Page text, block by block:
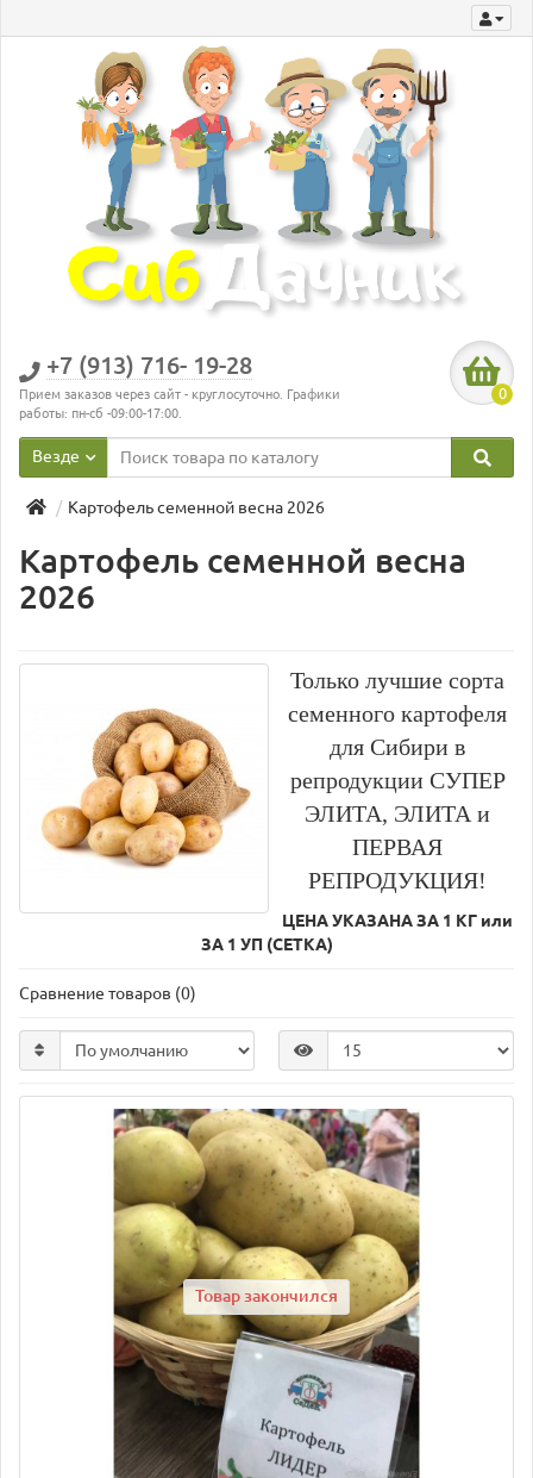
+7 (913) 716- 19-28
Прием заказов через сайт - круглосуточно. Графики
работы: пн-сб -09:00-17:00.
0
Везде
Картофель семенной весна 2026
Картофель семенной весна
2026
Только лучшие сорта
семенного картофеля
для Сибири в
репродукции СУПЕР
ЭЛИТА, ЭЛИТА и
ПЕРВАЯ
РЕПРОДУКЦИЯ!
ЦЕНА УКАЗАНА ЗА 1 КГ или
ЗА 1 УП (СЕТКА)
Сравнение товаров (0)
Товар закончился